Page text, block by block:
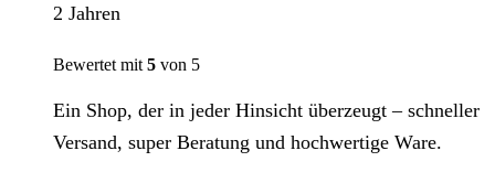
2 Jahren
Bewertet mit 5 von 5
Ein Shop, der in jeder Hinsicht überzeugt – schneller
Versand, super Beratung und hochwertige Ware.